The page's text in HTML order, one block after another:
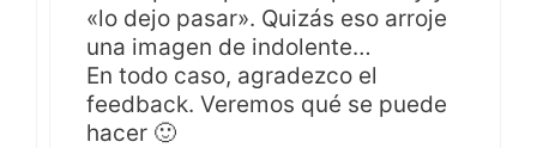
«lo dejo pasar». Quizás eso arroje
una imagen de indolente…
En todo caso, agradezco el
feedback. Veremos qué se puede
hacer 🙂